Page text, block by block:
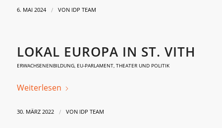
6. MAI 2024 / VON IDP TEAM
LOKAL EUROPA IN ST. VITH
ERWACHSENENBILDUNG, EU-PARLAMENT, THEATER UND POLITIK
Weiterlesen
30. MÄRZ 2022 / VON IDP TEAM